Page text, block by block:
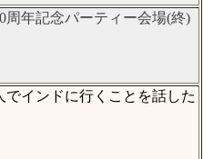
年記念パーティー会場(終)
インドに行くことを話した